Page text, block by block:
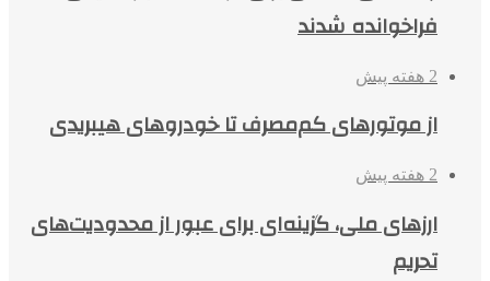
فراخوانده شدند
2 هفته پیش
از موتورهای کم‌مصرف تا خودروهای هیبریدی
2 هفته پیش
ارزهای ملی، گزینه‌ای برای عبور از محدودیت‌های
تحریم